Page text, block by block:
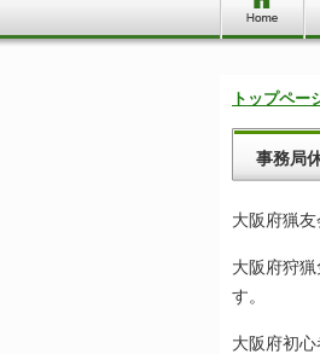
トップペー
事務局
大阪府猟
大阪府狩
す。
大阪府初